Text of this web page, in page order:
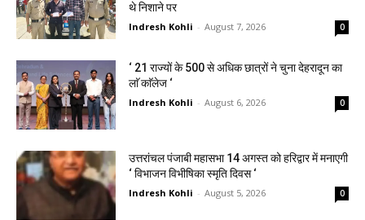
थे निशाने पर
Indresh Kohli - August 7, 2026 0
‘ 21 राज्यों के 500 से अधिक छात्रों ने चुना देहरादून का
लाॅ काॅलेज ‘
Indresh Kohli - August 6, 2026 0
उत्तरांचल पंजाबी महासभा 14 अगस्त को हरिद्वार में मनाएगी
‘ विभाजन विभीषिका स्मृति दिवस ‘
Indresh Kohli - August 5, 2026 0